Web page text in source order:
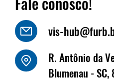
Luiz Kornely - HBSIS
vis-
R. Antônio da
Blumenau -